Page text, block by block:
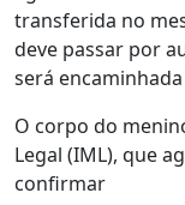
transferida no
deve passar por
será
O corpo do
Legal (IML), que
confirmar